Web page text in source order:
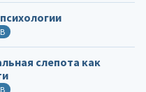
слепота как